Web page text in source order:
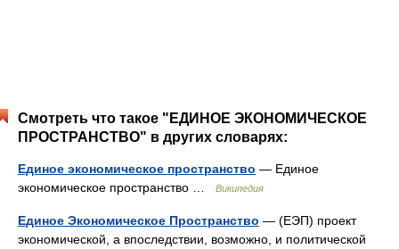
Смотреть что такое "ЕДИНОЕ ЭКОНОМИЧЕСКОЕ
ПРОСТРАНСТВО" в других словарях:
Единое экономическое пространство — Единое
экономическое пространство …
Википедия
Единое Экономическое Пространство — (ЕЭП) проект
экономической, а впоследствии, возможно, и политической